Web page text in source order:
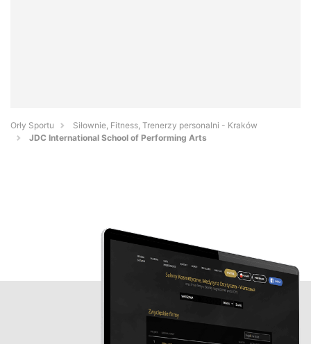
Orły Sportu
Siłownie, Fitness, Trenerzy personalni - Kraków
JDC International School of Performing Arts